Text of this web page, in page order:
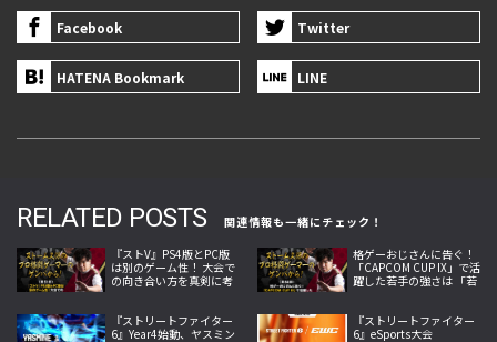
Facebook Twitter
HATENA Bookmark LINE
RELATED POSTS
関連情報も一緒にチェック！
『ストV』PS4版とPC版
は別のゲーム性！ 大会で
の向き合い方を真剣に考
ンバから！ 第51回】
格ゲーおじさんに告ぐ！
「CAPCOM CUP IX」で活
躍した若手の強さは 「若
保のプロ格闘ゲーマーの
ゲンバから！ 第50回】
『ストリートファイター
6』Year4始動、ヤスミン
『ストリートファイター
6』eSports大会